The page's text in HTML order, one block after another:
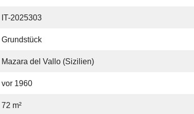
IT-2025303
Grundstück
Mazara del Vallo (Sizilien)
vor 1960
72 m²